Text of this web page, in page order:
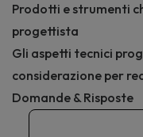
Prodotti e strumenti
progettista
Gli aspetti tecnici
considerazione per
Domande & Risposte